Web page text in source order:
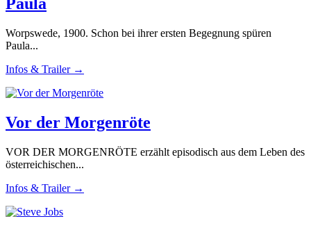
Worpswede, 1900. Schon bei ihrer ersten Begegnung spüren
Paula...
Infos & Trailer →
Vor der Morgenröte
VOR DER MORGENRÖTE erzählt episodisch aus dem Leben des
österreichischen...
Infos & Trailer →